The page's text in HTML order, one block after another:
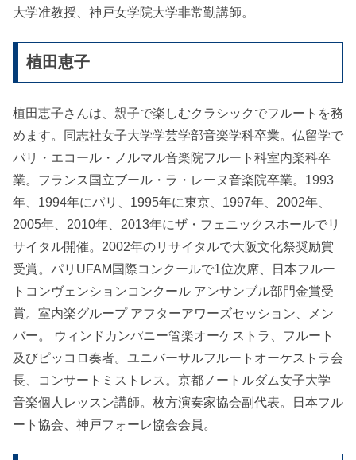
大学准教授、神戸女学院大学非常勤講師。
植田恵子
植田恵子さんは、親子で楽しむクラシックでフルートを務
めます。同志社女子大学学芸学部音楽学科卒業。仏留学で
パリ・エコール・ノルマル音楽院フルート科室内楽科卒
業。フランス国立ブール・ラ・レーヌ音楽院卒業。1993
年、1994年にパリ、1995年に東京、1997年、2002年、
2005年、2010年、2013年にザ・フェニックスホールでリ
サイタル開催。2002年のリサイタルで大阪文化祭奨励賞
受賞。パリUFAM国際コンクールで1位次席、日本フルー
トコンヴェンションコンクール アンサンブル部門金賞受
賞。室内楽グループ アフターアワーズセッション、メン
バー。 ウィンドカンパニー管楽オーケストラ、フルート
及びピッコロ奏者。ユニバーサルフルートオーケストラ会
長、コンサートミストレス。京都ノートルダム女子大学
音楽個人レッスン講師。枚方演奏家協会副代表。日本フル
ート協会、神戸フォーレ協会会員。